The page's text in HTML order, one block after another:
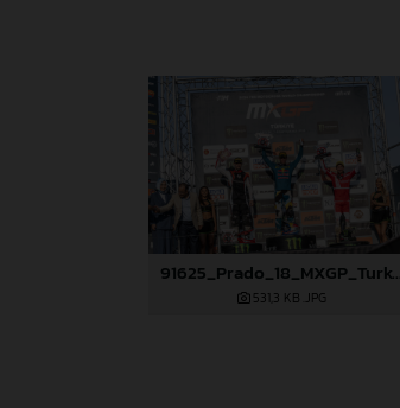
91625_Prado_18_MXGP_Turkey_2024_22A4972
531,3 KB .JPG